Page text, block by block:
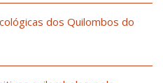
dos Quilombos do